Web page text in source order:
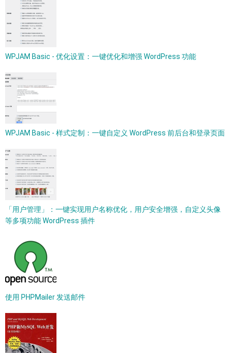
WPJAM Basic - 优化设置：一键优化和增强 WordPress 功能
WPJAM Basic - 样式定制：一键自定义 WordPress 前后台和登录页面
「用户管理」：一键实现用户名称优化，用户安全增强，自定义头像
等多项功能 WordPress 插件
使用 PHPMailer 发送邮件